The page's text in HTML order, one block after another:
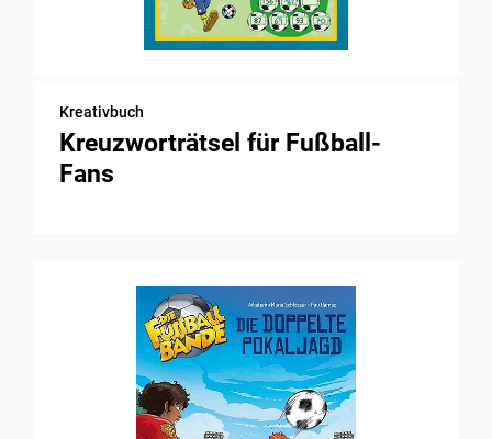
Kreativbuch
Kreuzworträtsel für Fußball-
Fans